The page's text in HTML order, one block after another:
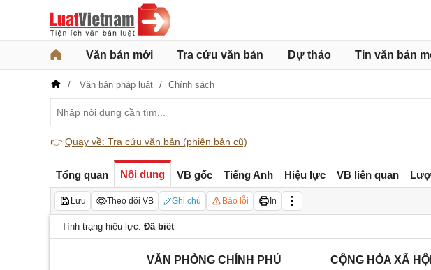
Văn bản mới Tra cứu văn bản Dự thảo Tin văn bản
Văn bản pháp luật Chính sách
👉 Quay về: Tra cứu văn bản (phiên bản cũ)
Tổng quan Nội dung VB gốc Tiếng Anh Hiệu lực VB liên quan
Lưu Theo dõi VB Ghi chú Báo lỗi In
Tình trạng hiệu lực: Đã biết
VĂN PHÒNG CHÍNH PHỦ
CỘNG HÒA XÃ